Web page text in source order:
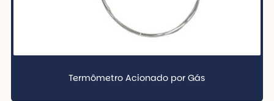
Termômetro Acionado por Gás